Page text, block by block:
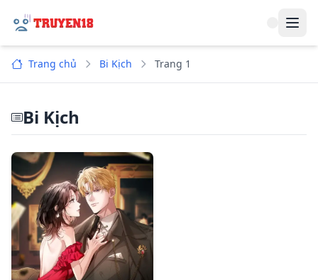
Trang chủ Bi Kịch Trang 1
Bi Kịch